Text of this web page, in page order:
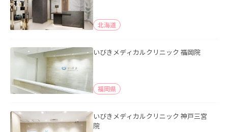
北海道
いびきメディカルクリニック 福岡院
福岡県
いびきメディカルクリニック 神戸三宮
院